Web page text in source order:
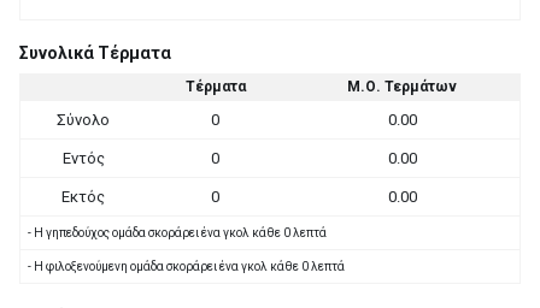
Συνολικά Τέρματα
Τέρματα Μ.Ο. Τερμάτων
Σύνολο 0 0.00
Εντός 0 0.00
Εκτός 0 0.00
- Η γηπεδούχος ομάδα σκοράρει ένα γκολ κάθε 0 λεπτά
- Η φιλοξενούμενη ομάδα σκοράρει ένα γκολ κάθε 0 λεπτά